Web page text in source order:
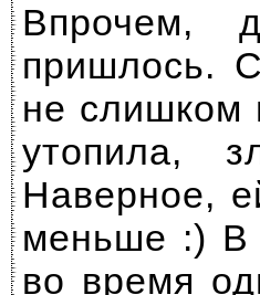
Впрочем,
пришлось.
не слишком
утопила,
Наверное,
меньше :) В
во время